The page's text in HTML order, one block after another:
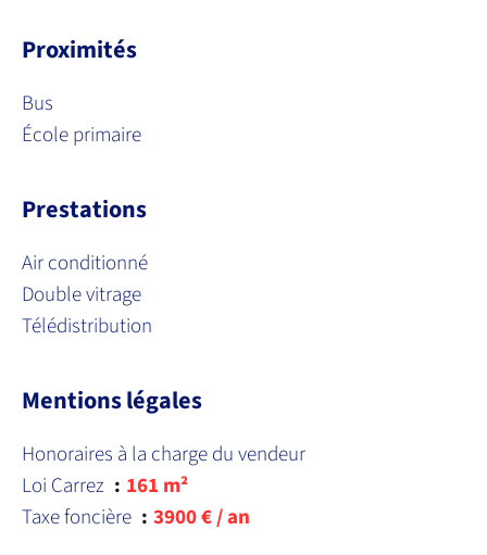
Proximités
Bus
École primaire
Prestations
Air conditionné
Double vitrage
Télédistribution
Mentions légales
Honoraires à la charge du vendeur
Loi Carrez
161 m²
Taxe foncière
3900 € / an